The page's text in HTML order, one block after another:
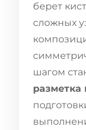
берет
сложных
шагом
разметка